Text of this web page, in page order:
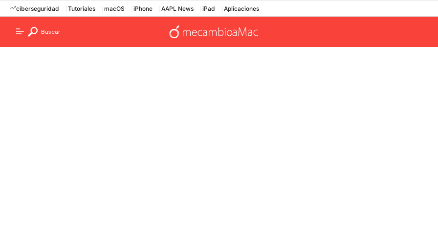
ciberseguridad Tutoriales macOS iPhone AAPL News iPad Aplicaciones
Buscar